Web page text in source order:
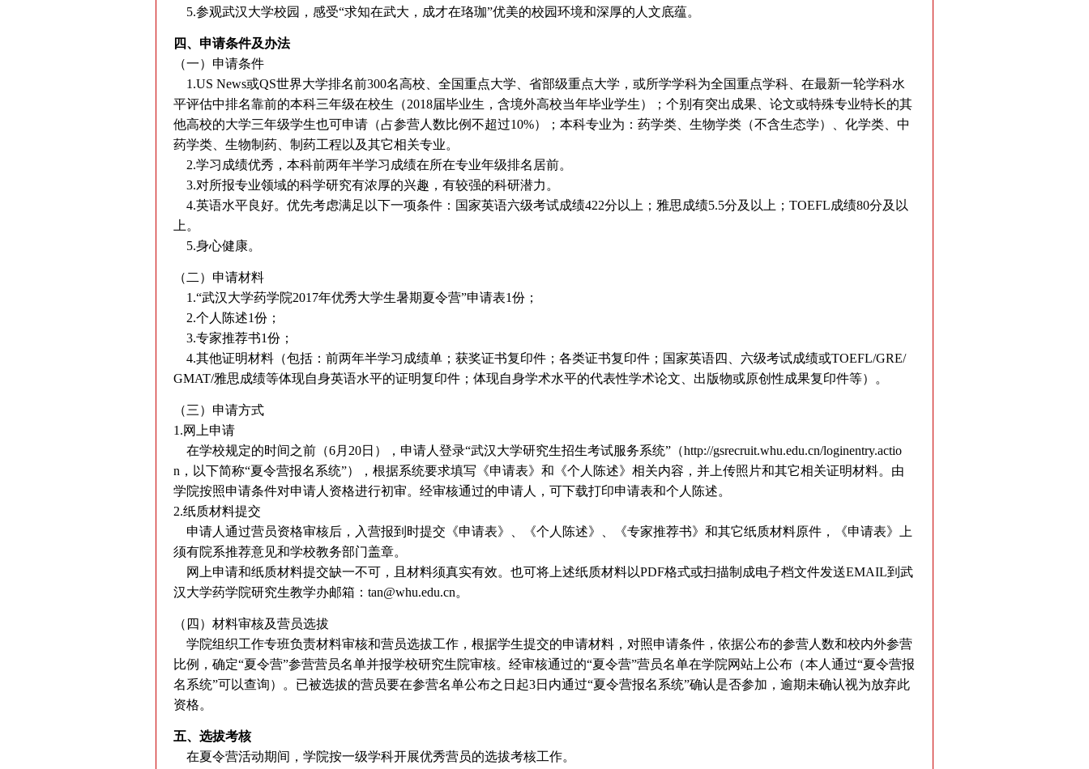
5.参观武汉大学校园，感受“求知在武大，成才在珞珈”优美的校园环境和深厚的人文底蕴。
四、申请条件及办法
（一）申请条件
1.US News或QS世界大学排名前300名高校、全国重点大学、省部级重点大学，或所学学科为全国重点学科、在最新一轮学科水
平评估中排名靠前的本科三年级在校生（2018届毕业生，含境外高校当年毕业学生）；个别有突出成果、论文或特殊专业特长的其
他高校的大学三年级学生也可申请（占参营人数比例不超过10%）；本科专业为：药学类、生物学类（不含生态学）、化学类、中
药学类、生物制药、制药工程以及其它相关专业。
2.学习成绩优秀，本科前两年半学习成绩在所在专业年级排名居前。
3.对所报专业领域的科学研究有浓厚的兴趣，有较强的科研潜力。
4.英语水平良好。优先考虑满足以下一项条件：国家英语六级考试成绩422分以上；雅思成绩5.5分及以上；TOEFL成绩80分及以
上。
5.身心健康。
（二）申请材料
1.“武汉大学药学院2017年优秀大学生暑期夏令营”申请表1份；
2.个人陈述1份；
3.专家推荐书1份；
4.其他证明材料（包括：前两年半学习成绩单；获奖证书复印件；各类证书复印件；国家英语四、六级考试成绩或TOEFL/GRE/
GMAT/雅思成绩等体现自身英语水平的证明复印件；体现自身学术水平的代表性学术论文、出版物或原创性成果复印件等）。
（三）申请方式
1.网上申请
在学校规定的时间之前（6月20日）
，申请人登录“武汉大学研究生招生考试服务系统”（http://gsrecruit.whu.edu.cn/loginentry.actio
n ，以下简称“夏令营报名系统”），根据系统要求填写《申请表》和《个人陈述》相关内容，并上传照片和其它相关证明材料。由
学院按照申请条件对申请人资格进行初审。经审核通过的申请人，可下载打印申请表和个人陈述。
2.纸质材料提交
申请人通过营员资格审核后，入营报到时提交《申请表》、《个人陈述》、《专家推荐书》和其它纸质材料原件，《申请表》上
须有院系推荐意见和学校教务部门盖章。
网上申请和纸质材料提交缺一不可，且材料须真实有效。也可将上述纸质材料以PDF格式或扫描制成电子档文件发送EMAIL到武
汉大学药学院研究生教学办邮箱：tan@whu.edu.cn。
（四）材料审核及营员选拔
学院组织工作专班负责材料审核和营员选拔工作，根据学生提交的申请材料，对照申请条件，依据公布的参营人数和校内外参营
比例，确定“夏令营”参营营员名单并报学校研究生院审核。经审核通过的“夏令营”营员名单在学院网站上公布（本人通过“夏令营报
名系统”可以查询）。已被选拔的营员要在参营名单公布之日起3日内通过“夏令营报名系统”确认是否参加，逾期未确认视为放弃此
资格。
五、选拔考核
在夏令营活动期间，学院按一级学科开展优秀营员的选拔考核工作。